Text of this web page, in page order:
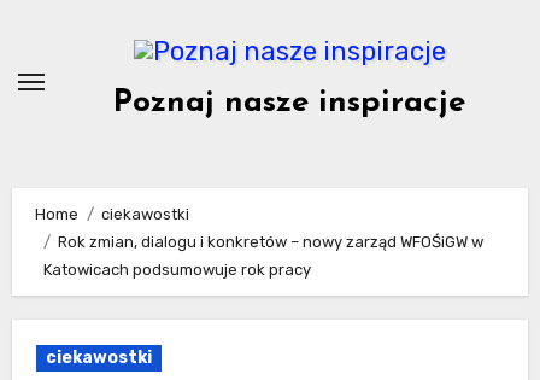
content
Poznaj nasze inspiracje
Home
ciekawostki
Rok zmian, dialogu i konkretów – nowy zarząd WFOŚiGW w
Katowicach podsumowuje rok pracy
ciekawostki